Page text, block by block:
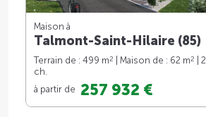
Maison à
Talmont-Saint-Hilaire (85)
Terrain de : 499 m2 | Maison de : 62 m2
| 2
ch.
à partir de 257 932 €